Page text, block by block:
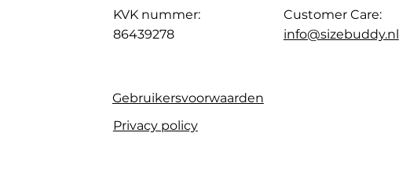
KVK nummer:
86439278
Customer Care:
info@sizebuddy.nl
Gebruikersvoorwaarden
Privacy policy